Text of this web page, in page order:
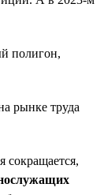
полигон,
рынке труда
сокращается,